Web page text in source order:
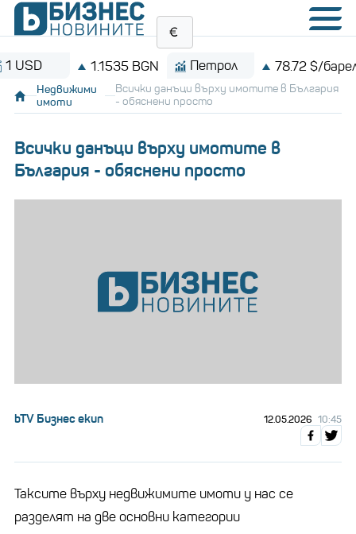
1.1535 BGN Петрол 78.72 $/барел
Недвижими
имоти
Всички данъци върху имотите в България
- обяснени просто
Всички данъци върху имотите в
България - обяснени просто
bTV Бизнес екип 12.05.2026 10:45
Таксите върху недвижимите имоти у нас се
разделят на две основни категории